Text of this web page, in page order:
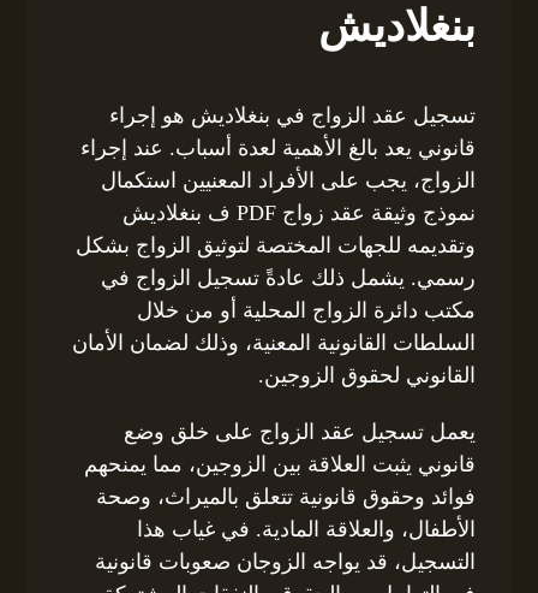
بنغلاديش
تسجيل عقد الزواج في بنغلاديش هو إجراء
قانوني يعد بالغ الأهمية لعدة أسباب. عند إجراء
الزواج، يجب على الأفراد المعنيين استكمال
نموذج وثيقة عقد زواج PDF ف بنغلاديش
وتقديمه للجهات المختصة لتوثيق الزواج بشكل
رسمي. يشمل ذلك عادةً تسجيل الزواج في
مكتب دائرة الزواج المحلية أو من خلال
السلطات القانونية المعنية، وذلك لضمان الأمان
القانوني لحقوق الزوجين.
يعمل تسجيل عقد الزواج على خلق وضع
قانوني يثبت العلاقة بين الزوجين، مما يمنحهم
فوائد وحقوق قانونية تتعلق بالميراث، وصحة
الأطفال، والعلاقة المادية. في غياب هذا
التسجيل، قد يواجه الزوجان صعوبات قانونية